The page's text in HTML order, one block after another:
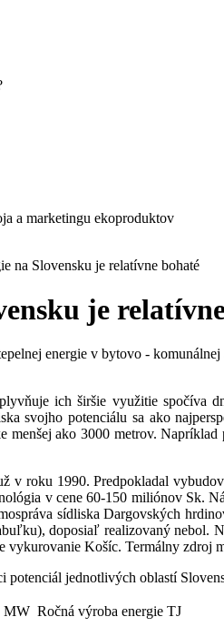
a marketingu ekoproduktov
na Slovensku je relatívne bohaté
je
energie v bytovo - komunálnej
ich širšie využitie spočíva
svojho potenciálu sa ako
ako 3000 metrov.
roku 1990. Predpokladal
v cene 60-150 miliónov Sk.
sídliska Dargovských
doposiaľ realizovaný
Košíc. Termálny
potenciál jednotlivých oblastí
MW Ročná výroba energie TJ